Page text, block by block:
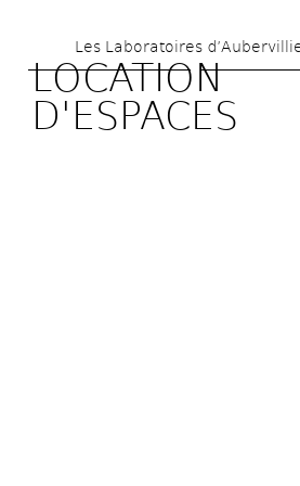
Les Laboratoires
LOCATION
D'ESPACES